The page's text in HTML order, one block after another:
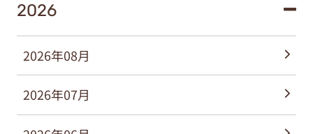
2026
2026年08月
2026年07月